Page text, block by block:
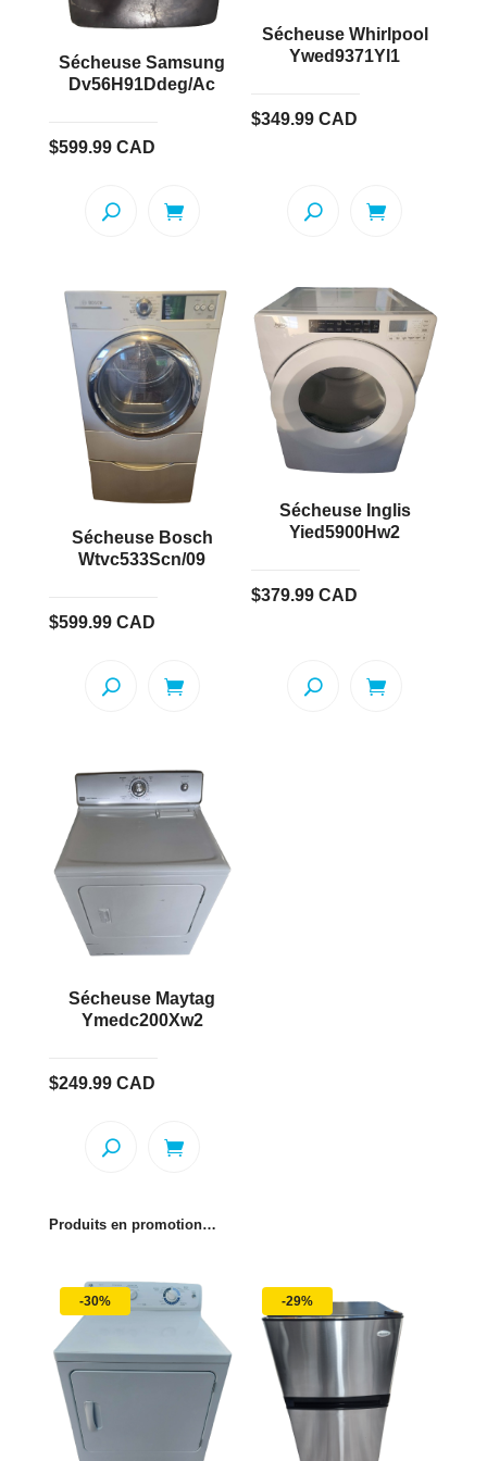
Sécheuse Samsung
Dv56H91Ddeg/Ac
$599.99 CAD
Sécheuse Whirlpool
Ywed9371Yl1
$349.99 CAD
Sécheuse Bosch
Wtvc533Scn/09
$599.99 CAD
Sécheuse Inglis
Yied5900Hw2
$379.99 CAD
Sécheuse Maytag
Ymedc200Xw2
$249.99 CAD
Produits en promotion…
-30% -29%